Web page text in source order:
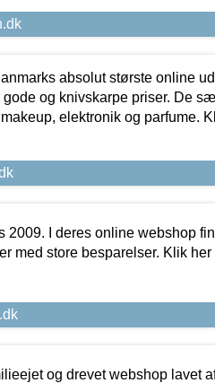
absolut største online
og knivskarpe priser. De
elektronik og parfume.
2009. I deres online webshop
med store besparelser. Klik her
og drevet webshop lavet